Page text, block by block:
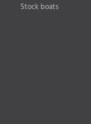
Stock boats